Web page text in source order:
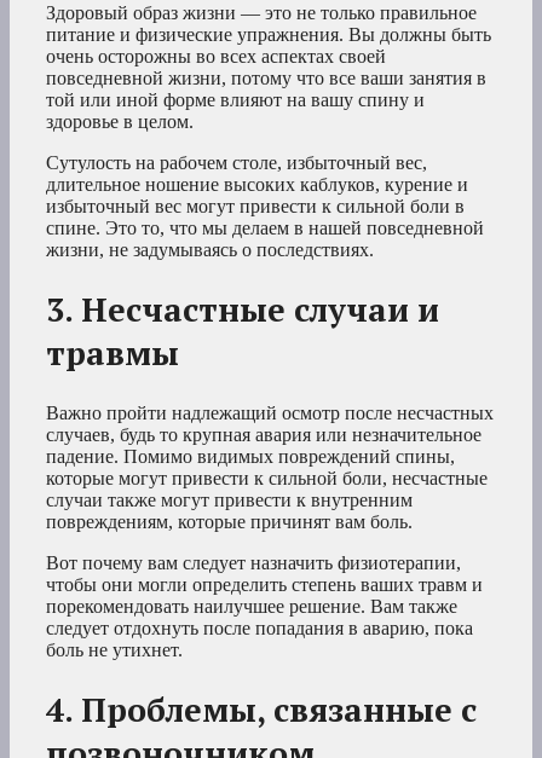
Здоровый образ жизни — это не только правильное
питание и физические упражнения. Вы должны быть
очень осторожны во всех аспектах своей
повседневной жизни, потому что все ваши занятия в
той или иной форме влияют на вашу спину и
здоровье в целом.
Сутулость на рабочем столе, избыточный вес,
длительное ношение высоких каблуков, курение и
избыточный вес могут привести к сильной боли в
спине. Это то, что мы делаем в нашей повседневной
жизни, не задумываясь о последствиях.
3. Несчастные случаи и
травмы
Важно пройти надлежащий осмотр после несчастных
случаев, будь то крупная авария или незначительное
падение. Помимо видимых повреждений спины,
которые могут привести к сильной боли, несчастные
случаи также могут привести к внутренним
повреждениям, которые причинят вам боль.
Вот почему вам следует назначить физиотерапии,
чтобы они могли определить степень ваших травм и
порекомендовать наилучшее решение. Вам также
следует отдохнуть после попадания в аварию, пока
боль не утихнет.
4. Проблемы, связанные с